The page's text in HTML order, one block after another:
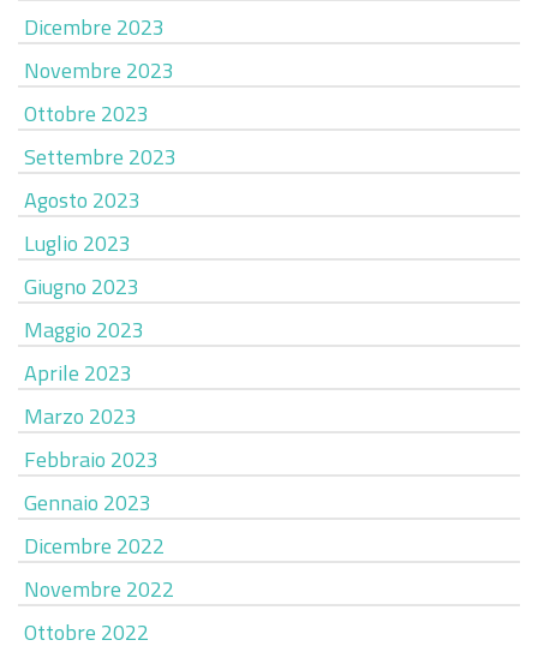
Dicembre 2023
Novembre 2023
Ottobre 2023
Settembre 2023
Agosto 2023
Luglio 2023
Giugno 2023
Maggio 2023
Aprile 2023
Marzo 2023
Febbraio 2023
Gennaio 2023
Dicembre 2022
Novembre 2022
Ottobre 2022